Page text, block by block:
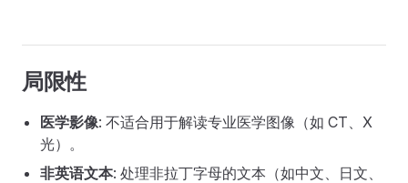
局限性
医学影像: 不适合用于解读专业医学图像（如 CT、X
光）。
非英语文本: 处理非拉丁字母的文本（如中文、日文、